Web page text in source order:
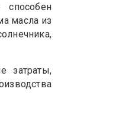
масла из
затраты,